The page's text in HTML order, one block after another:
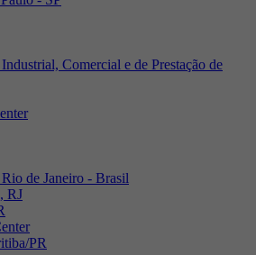
Comercial e de Prestação de
de Janeiro - Brasil
RJ
PR